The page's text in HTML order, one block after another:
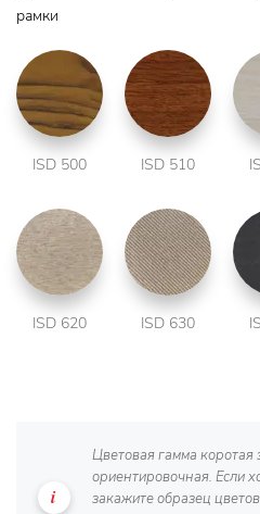
рамки
ISD 500 ISD 510
ISD 620 ISD 630
Цветовая гамма коротая
ориентировочная. Если
закажите образец